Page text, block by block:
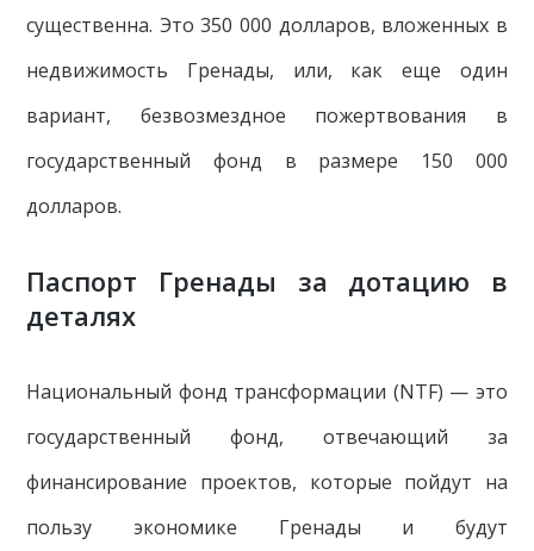
существенна. Это 350 000 долларов, вложенных в
недвижимость Гренады, или, как еще один
вариант, безвозмездное пожертвования в
государственный фонд в размере 150 000
долларов.
Паспорт Гренады за дотацию в
деталях
Национальный фонд трансформации (NTF) — это
государственный фонд, отвечающий за
финансирование проектов, которые пойдут на
пользу экономике Гренады и будут